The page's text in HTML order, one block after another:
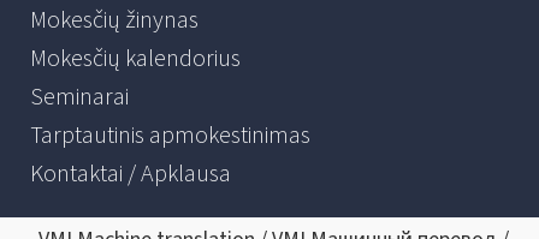
Mokesčių žinynas
Mokesčių kalendorius
Seminarai
Tarptautinis apmokestinimas
Kontaktai / Apklausa